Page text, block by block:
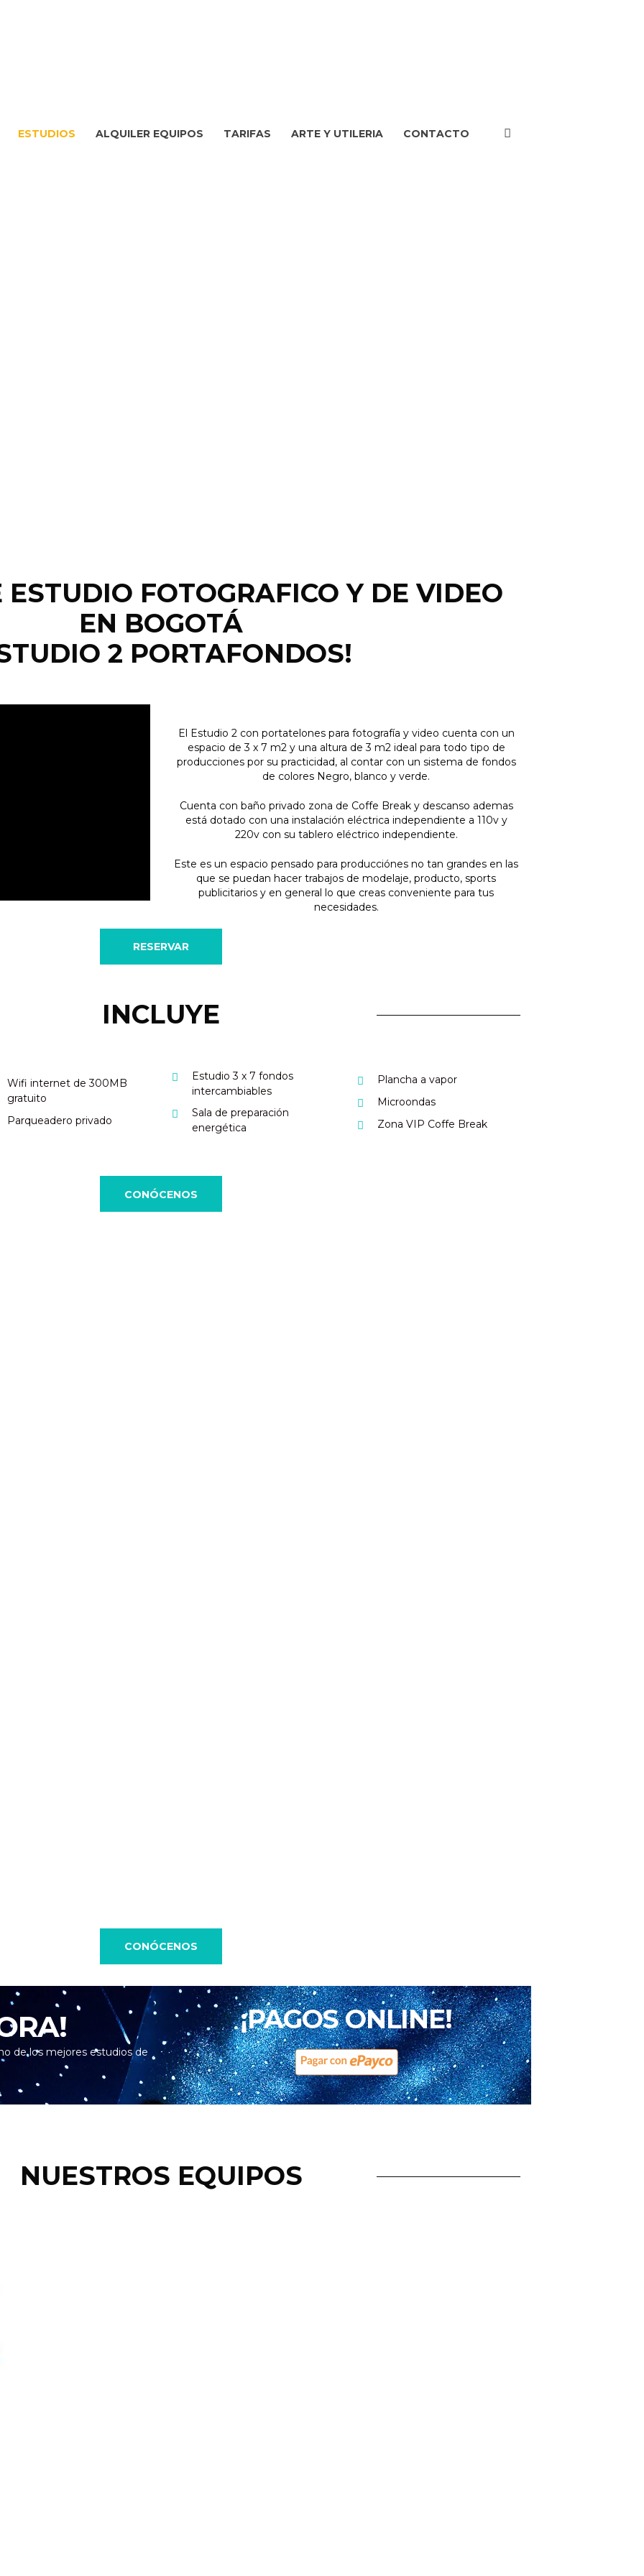
ESTUDIOS ALQUILER EQUIPOS TARIFAS ARTE Y UTILERIA CONTACTO
FOTOGRAFICO Y DE VIDEO
EN BOGOTÁ
2 PORTAFONDOS!
El Estudio 2 con portatelones para fotografía y video cuenta con un
espacio de 3 x 7 m2 y una altura de 3 m2 ideal para todo tipo de
producciones por su practicidad, al contar con un sistema de fondos
de colores Negro, blanco y verde.
Cuenta con baño privado zona de Coffe Break y descanso ademas
está dotado con una instalación eléctrica independiente a 110v y
220v con su tablero eléctrico independiente.
Este es un espacio pensado para producciónes no tan grandes en las
que se puedan hacer trabajos de modelaje, producto, sports
publicitarios y en general lo que creas conveniente para tus
necesidades.
RESERVAR
INCLUYE
Wifi internet de 300MB
gratuito
Parqueadero privado
Estudio 3 x 7 fondos
intercambiables
Sala de preparación
energética
Plancha a vapor
Microondas
Zona VIP Coffe Break
CONÓCENOS
CONÓCENOS
de los mejores estudios de
¡PAGOS ONLINE!
NUESTROS EQUIPOS